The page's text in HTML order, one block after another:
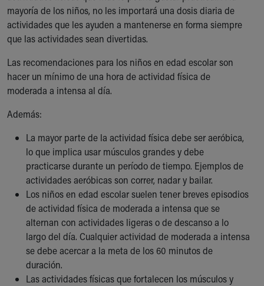
Find a Pediatrician
MyChart
Make an Appointment
Child Passenger Safety
Safe Sleep for Babies
Safe Sleep
Building a Brighter Future
Our Mission, Vision, Promise
Calendar of Events
Community Mission
Connect With Us
Our Culture of Caring
Newsroom
Our Leadership
Quality and Patient Safety
Unity and Engagement
Women's Board
mayoría de los niños, no les importará una dosis diaria de
actividades que les ayuden a mantenerse en forma siempre
que las actividades sean divertidas.
Las recomendaciones para los niños en edad escolar son
hacer un mínimo de una hora de actividad física de
moderada a intensa al día.
Además:
La mayor parte de la actividad física debe ser aeróbica,
lo que implica usar músculos grandes y debe
practicarse durante un período de tiempo. Ejemplos de
actividades aeróbicas son correr, nadar y bailar.
Los niños en edad escolar suelen tener breves episodios
de actividad física de moderada a intensa que se
alternan con actividades ligeras o de descanso a lo
largo del día. Cualquier actividad de moderada a intensa
se debe acercar a la meta de los 60 minutos de
duración.
Las actividades físicas que fortalecen los músculos y